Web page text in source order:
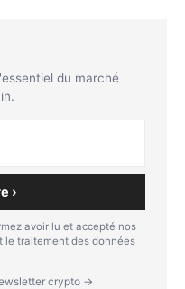
du marché
›
avoir lu et accepté nos
le traitement des données
crypto →